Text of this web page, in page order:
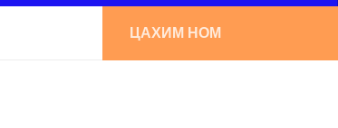
ЦАХИМ НОМ